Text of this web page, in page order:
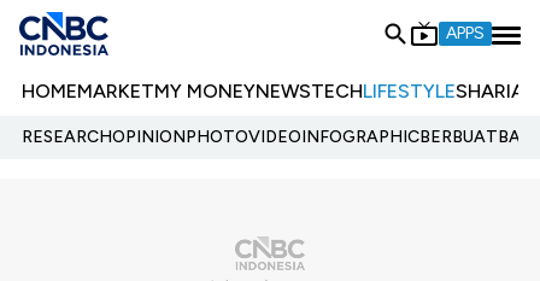
APPS
HOMEMARKETMY MONEYNEWSTECHLIFESTYLESHARIA
RESEARCHOPINIONPHOTOVIDEOINFOGRAPHIC